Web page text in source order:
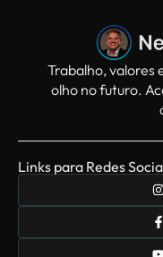
Trabalho, valores
olho no futuro.
Links para Redes